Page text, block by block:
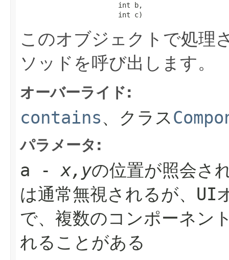
                        int b,
                        int c)
このオブジェクトで処理
ソッドを呼び出します。
オーバーライド:
contains、クラス
パラメータ:
a - x,yの位置が照会さ
は通常無視されるが、UI
で、複数のコンポーネン
れることがある